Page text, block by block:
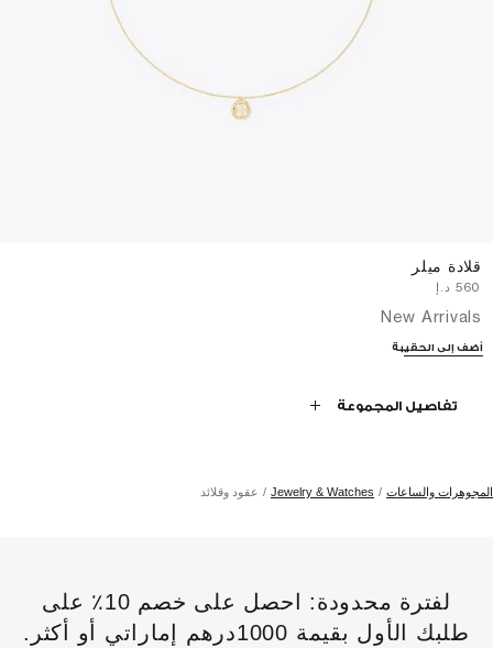
قلادة ميلر
New Arrivals
أضف إلى الحقيبة
تفاصيل المجموعة
المجوهرات والساعات Jewelry & Watches عقود وقلائد
لفترة محدودة: احصل على خصم 10٪ على
طلبك الأول بقيمة 1000درهم إماراتي أو أكثر.